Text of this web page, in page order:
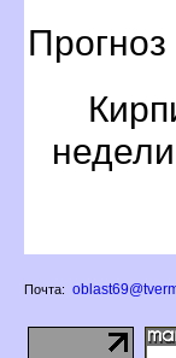
Почта: